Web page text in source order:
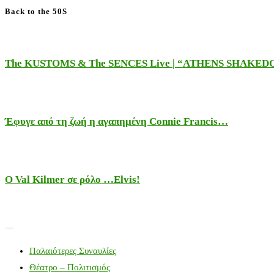
Back to the 50S
The KUSTOMS & The SENCES Live | “ATHENS
Έφυγε από τη ζωή η αγαπημένη Connie Francis…
Ο Val Kilmer σε ρόλο …Elvis!
Παλαιότερες Συναυλίες
Θέατρο – Πολιτισμός